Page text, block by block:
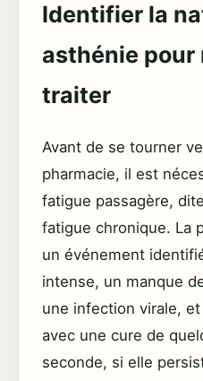
Identifier la
asthénie pour
traiter
Avant de se tourner
pharmacie, il est
fatigue passagère,
fatigue chronique. La
un événement
intense, un manque
une infection virale,
avec une cure de
seconde, si elle